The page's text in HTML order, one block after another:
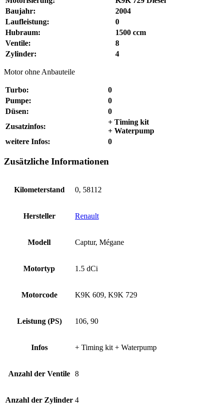
Baujahr:
2004
Laufleistung:
0
Hubraum:
1500 ccm
Ventile:
8
Zylinder:
4
Motor ohne Anbauteile
Turbo:
0
Pumpe:
0
Düsen:
0
Zusatzinfos:
+ Timing kit
+ Waterpump
weitere Infos:
0
Zusätzliche Informationen
Kilometerstand 0, 58112
Hersteller Renault
Modell Captur, Mégane
Motortyp 1.5 dCi
Motorcode K9K 609, K9K 729
Leistung (PS) 106, 90
Infos + Timing kit + Waterpump
Anzahl der Ventile 8
Anzahl der Zylinder 4